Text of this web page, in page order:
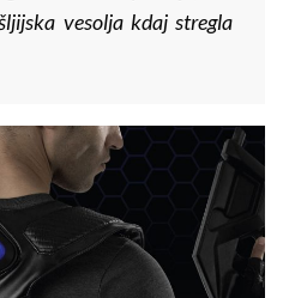
vesolja kdaj stregla